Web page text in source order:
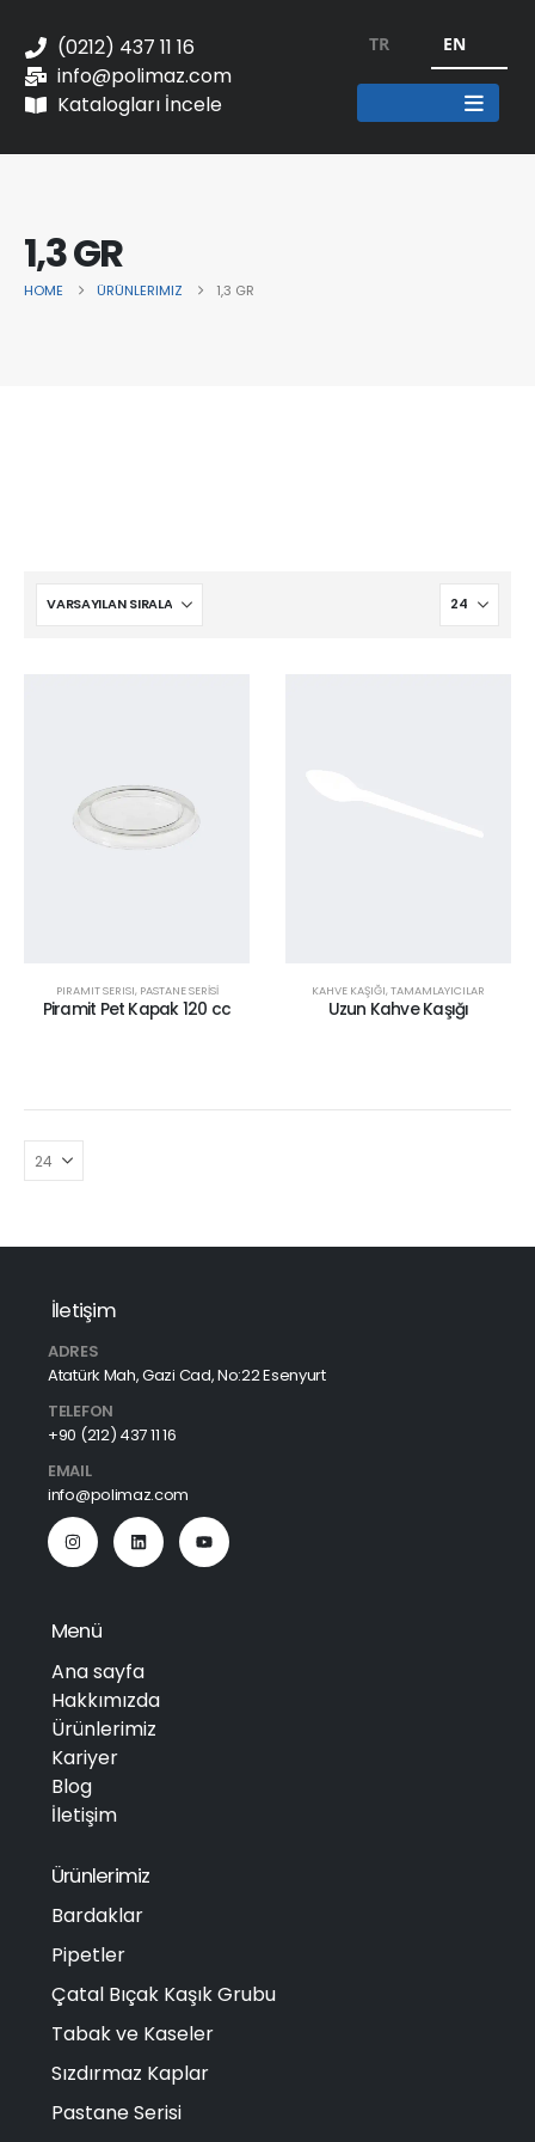
(0212) 437 11 16
info@polimaz.com
Katalogları İncele
TR EN
1,3 GR
HOME ÜRÜNLERIMIZ 1,3 GR
PIRAMIT SERISI, PASTANE SERİSİ
Piramit Pet Kapak 120 cc
KAHVE KAŞIĞI,TAMAMLAYICILAR
Uzun Kahve Kaşığı
İletişim
ADRES
Atatürk Mah, Gazi Cad, No:22 Esenyurt
TELEFON
+90 (212) 437 11 16
EMAIL
info@polimaz.com
Menü
Ana sayfa
Hakkımızda
Ürünlerimiz
Kariyer
Blog
İletişim
Ürünlerimiz
Bardaklar
Pipetler
Çatal Bıçak Kaşık Grubu
Tabak ve Kaseler
Sızdırmaz Kaplar
Pastane Serisi